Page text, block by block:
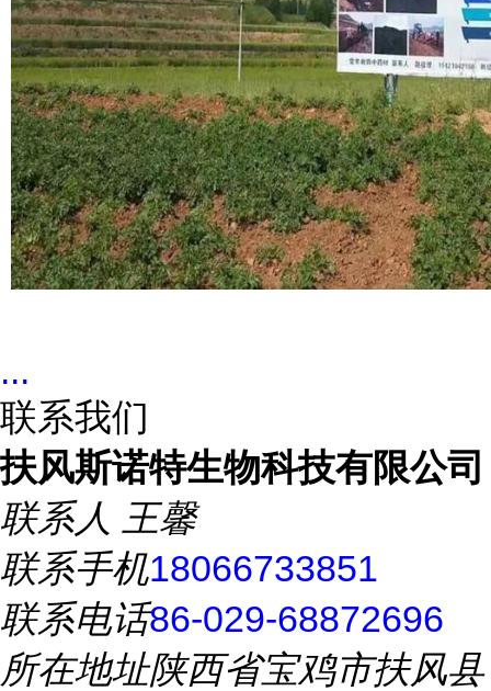
...
联系我们
扶风斯诺特生物科技有限公司
联系人 王馨
联系手机18066733851
联系电话86-029-68872696
所在地址陕西省宝鸡市扶风县